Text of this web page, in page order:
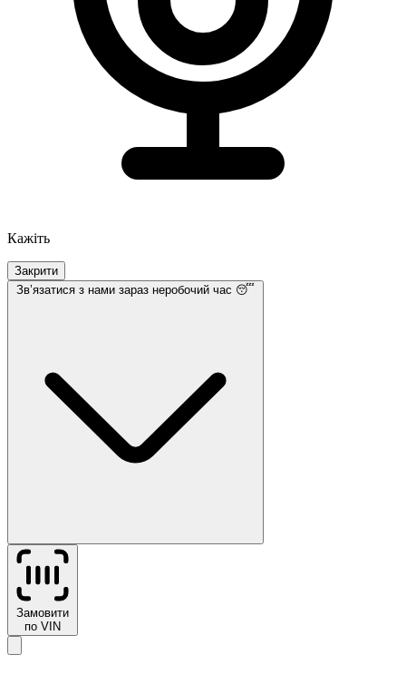
Кажіть
Закрити
Звʼязатися з нами зараз неробочий час 😴
Замовити
по VIN